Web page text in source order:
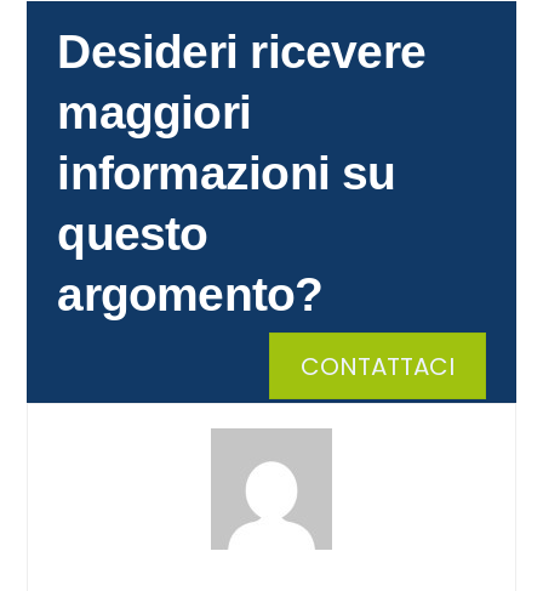
Desideri ricevere
maggiori
informazioni su
questo
argomento?
CONTATTACI